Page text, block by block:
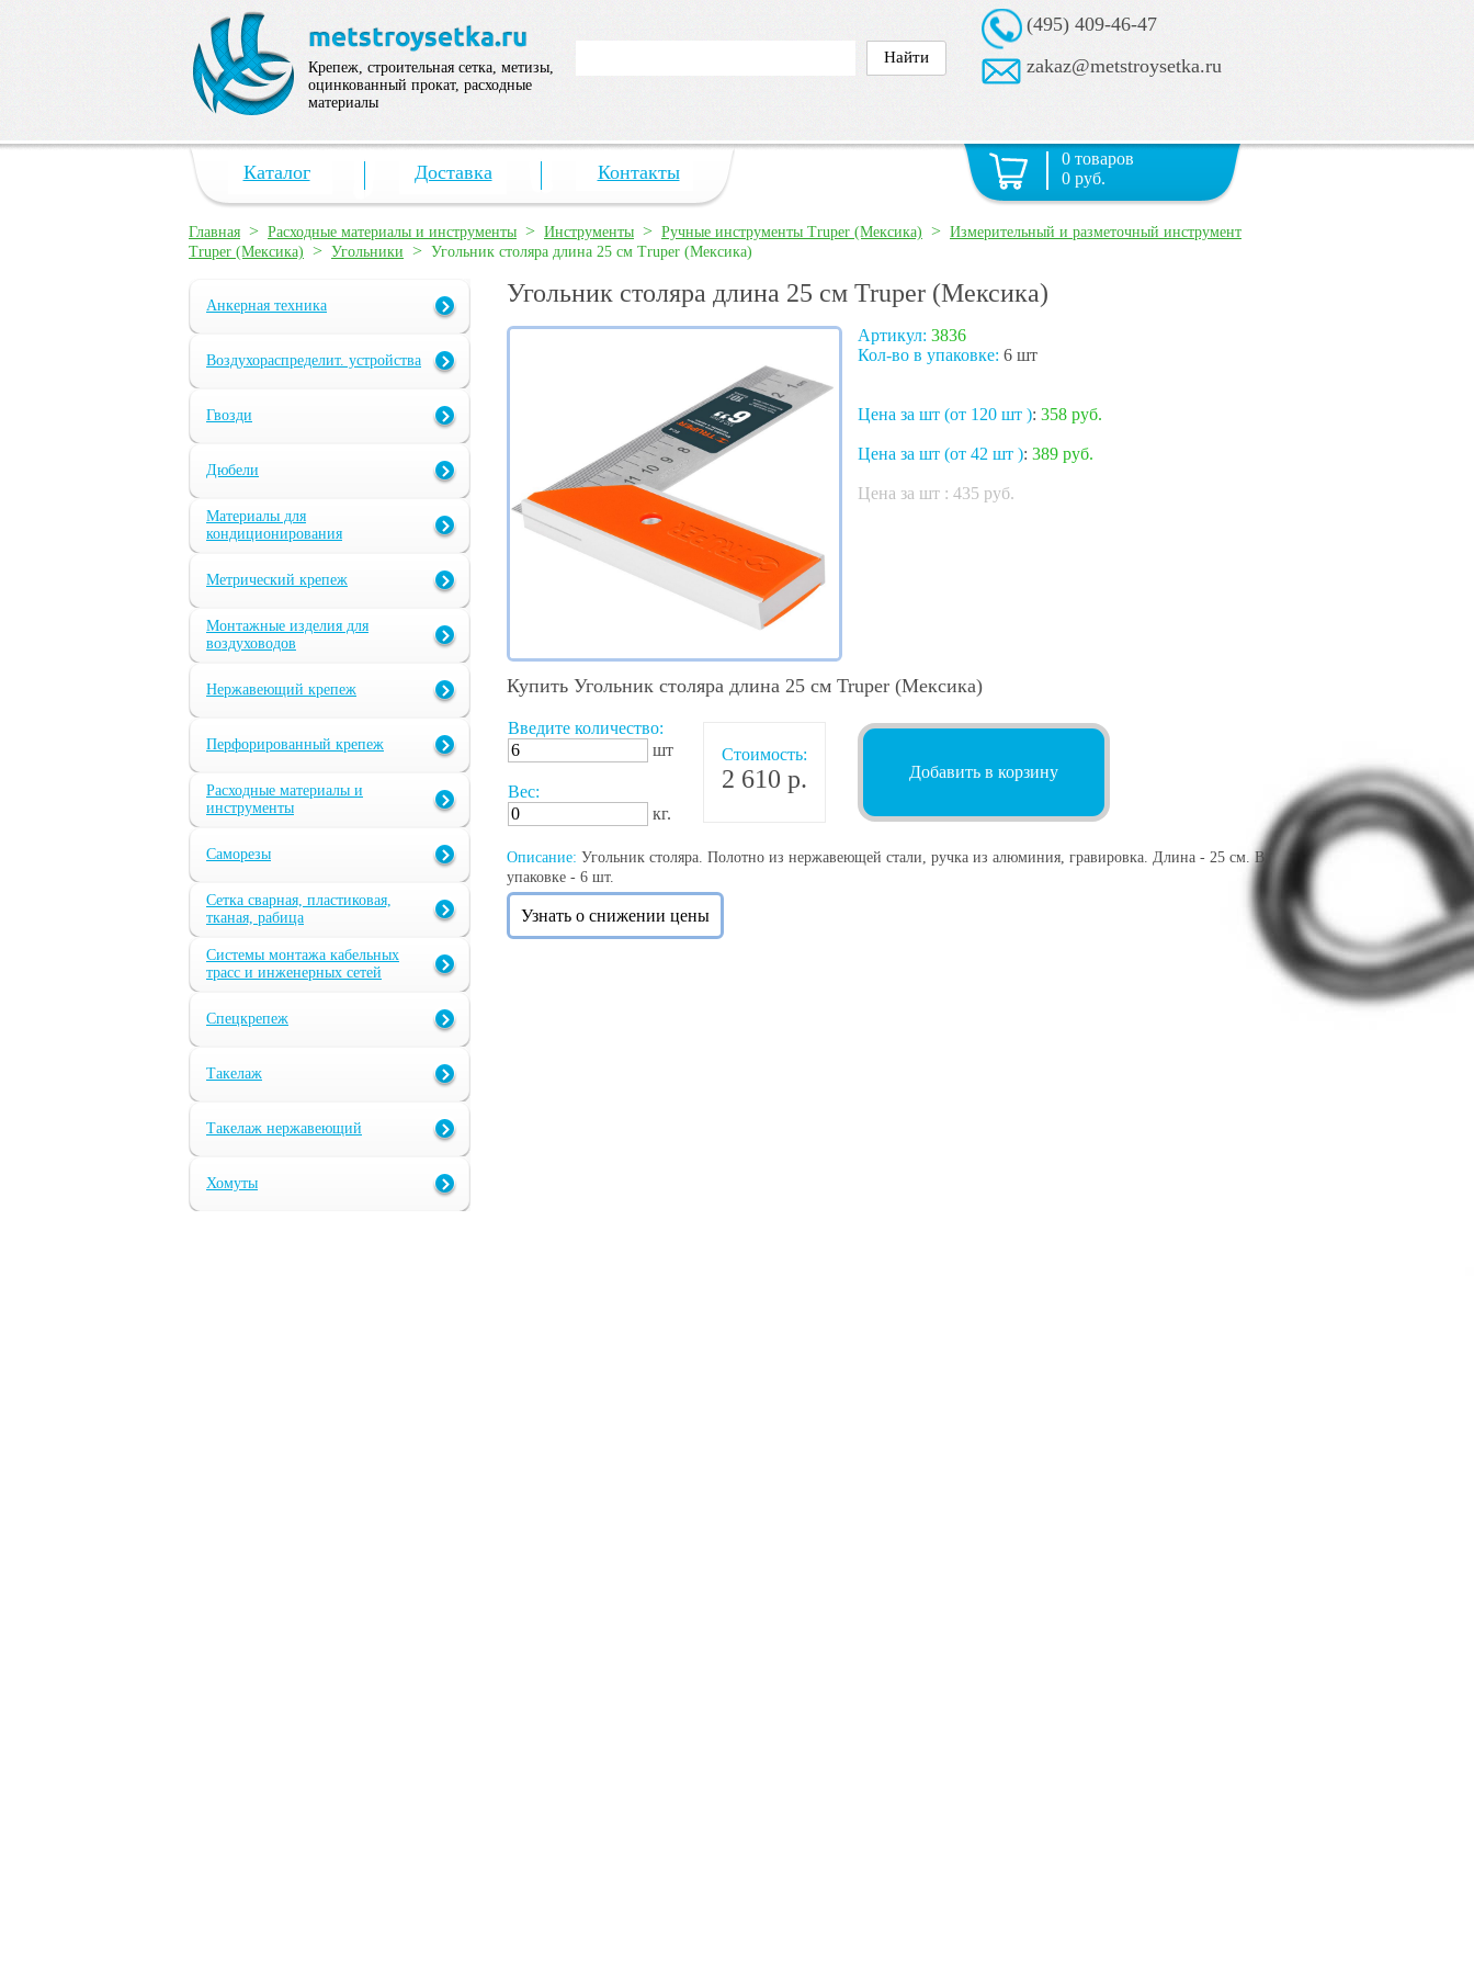
Крепеж, строительная сетка, метизы,
оцинкованный прокат, расходные
материалы
(495) 409-46-47
zakaz@metstroysetka.ru
Каталог Доставка Контакты
0 товаров
0 руб.
Главная > Расходные материалы и инструменты > Инструменты > Ручные инструменты Truper (Мексика) > Измерительный и разметочный инструмент
Truper (Мексика) > Угольники > Угольник столяра длина 25 см Truper (Мексика)
Анкерная техника
Воздухораспределит. устройства
Гвозди
Дюбели
Материалы для
кондиционирования
Метрический крепеж
Монтажные изделия для
воздуховодов
Нержавеющий крепеж
Перфорированный крепеж
Расходные материалы и
инструменты
Саморезы
Сетка сварная, пластиковая,
тканая, рабица
Системы монтажа кабельных
трасс и инженерных сетей
Спецкрепеж
Такелаж
Такелаж нержавеющий
Хомуты
Угольник столяра длина 25 см Truper (Мексика)
Артикул: 3836
Кол-во в упаковке: 6 шт
Цена за шт (от 120 шт ): 358 руб.
Цена за шт (от 42 шт ): 389 руб.
Цена за шт : 435 руб.
Купить Угольник столяра длина 25 см Truper (Мексика)
Введите количество:
шт
Вес:
кг.
Стоимость:
2 610 р. Добавить в корзину
Описание: Угольник столяра. Полотно из нержавеющей стали, ручка из алюминия, гравировка. Длина - 25 см. В
упаковке - 6 шт.
Узнать о снижении цены